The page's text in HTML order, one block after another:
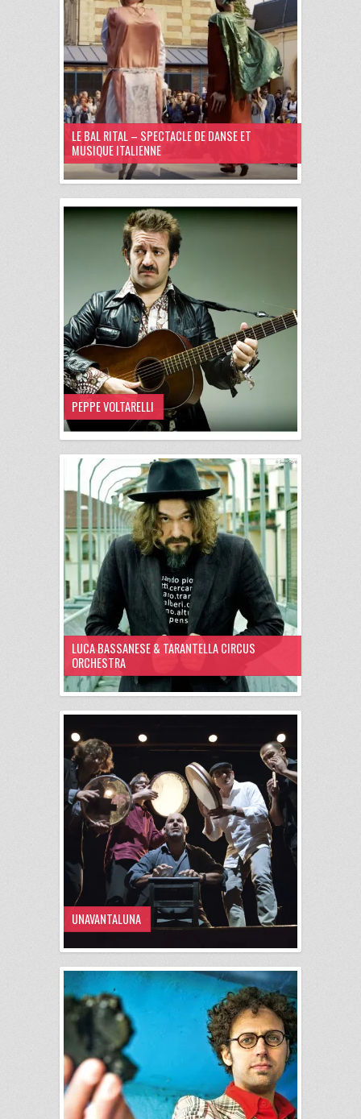
LE BAL RITAL – SPECTACLE DE DANSE ET
MUSIQUE ITALIENNE
PEPPE VOLTARELLI
LUCA BASSANESE & TARANTELLA CIRCUS
ORCHESTRA
UNAVANTALUNA